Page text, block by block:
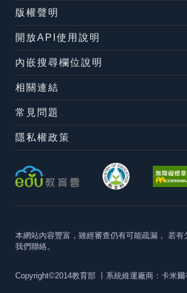
版權聲明
開放API使用說明
內嵌搜尋欄位說明
相關連結
常見問題
隱私權政策
本網站內容豐富，雖經審查仍有可能疏漏， 若有
我們聯絡。
Copyright©2014教育部 丨系統維運廠商：卡米